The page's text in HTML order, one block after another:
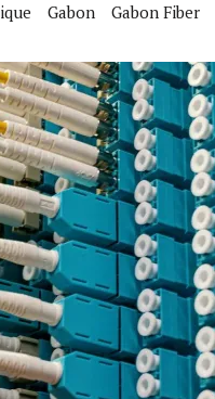
Gabon Gabon Fiber